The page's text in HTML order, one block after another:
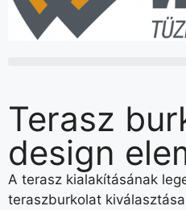
Terasz
design
A terasz kialakításának
teraszburkolat